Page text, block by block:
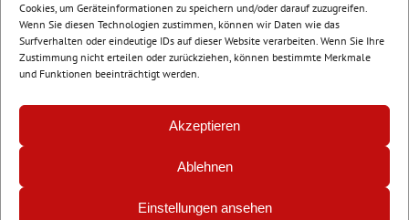
Cookies, um Geräteinformationen zu speichern und/oder darauf zuzugreifen.
Wenn Sie diesen Technologien zustimmen, können wir Daten wie das
Surfverhalten oder eindeutige IDs auf dieser Website verarbeiten. Wenn Sie Ihre
Zustimmung nicht erteilen oder zurückziehen, können bestimmte Merkmale
und Funktionen beeinträchtigt werden.
Akzeptieren
Ablehnen
Einstellungen ansehen
Impressum|Datenschutz